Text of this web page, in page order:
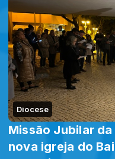
Diocese
Missão Jubilar
nova igreja do